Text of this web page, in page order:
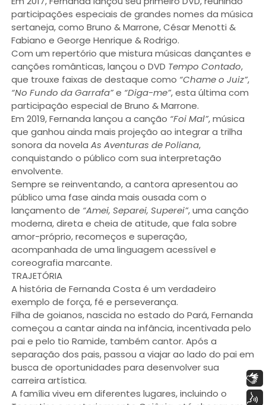
participações especiais de grandes nomes da música
sertaneja, como Bruno & Marrone, César Menotti &
Fabiano e George Henrique & Rodrigo.
Com um repertório que mistura músicas dançantes e
canções românticas, lançou o DVD Tempo Contado,
que trouxe faixas de destaque como “Chame o Juiz”,
“No Fundo da Garrafa”e “Diga-me”, esta última com
participação especial de Bruno & Marrone.
Em 2019, Fernanda lançou a canção “Foi Mal”, música
que ganhou ainda mais projeção ao integrar a trilha
sonora da novela As Aventuras de Poliana,
conquistando o público com sua interpretação
envolvente.
Sempre se reinventando, a cantora apresentou ao
público uma fase ainda mais ousada com o
lançamento de “Amei, Separei, Superei”, uma canção
moderna, direta e cheia de atitude, que fala sobre
amor-próprio, recomeços e superação,
acompanhada de uma linguagem acessível e
coreografia marcante.
TRAJETÓRIA
A história de Fernanda Costa é um verdadeiro
exemplo de força, fé e perseverança.
Filha de goianos, nascida no estado do Pará, Fernanda
começou a cantar ainda na infância, incentivada pelo
pai e pelo tio Ramide, também cantor. Após a
separação dos pais, passou a viajar ao lado do pai em
busca de oportunidades para desenvolver sua
carreira artística.
A família viveu em diferentes lugares, incluindo o
Voz